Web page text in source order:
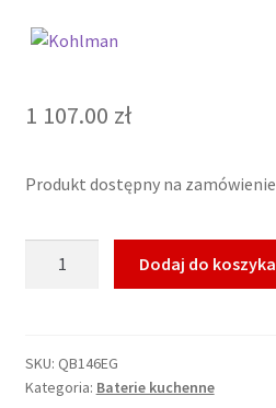
1 107.00 zł
Produkt dostępny na zamówienie
Bateria
zlewozmywakowa,
Dodaj do koszyka
SKU: QB146EG
Kategoria: Baterie kuchenne